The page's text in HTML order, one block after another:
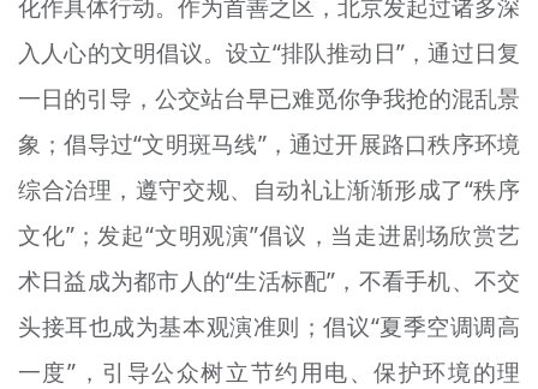
化作具体行动。作为首善之区，北京发起过诸多深
入人心的文明倡议。设立“排队推动日”，通过日复
一日的引导，公交站台早已难觅你争我抢的混乱景
象；倡导过“文明斑马线”，通过开展路口秩序环境
综合治理，遵守交规、自动礼让渐渐形成了“秩序
文化”；发起“文明观演”倡议，当走进剧场欣赏艺
术日益成为都市人的“生活标配”，不看手机、不交
头接耳也成为基本观演准则；倡议“夏季空调调高
一度”，引导公众树立节约用电、保护环境的理